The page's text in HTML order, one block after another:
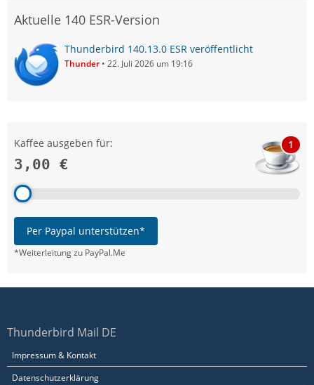
Aktuelle 140 ESR-Version
Thunderbird 140.13.0 ESR veröffentlicht
Thunder 22. Juli 2026 um 19:16
Kaffee ausgeben für:
3,00 €
1
Per Paypal unterstützen*
*Weiterleitung zu PayPal.Me
Thunderbird Mail DE
Impressum & Kontakt
Datenschutzerklärung